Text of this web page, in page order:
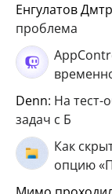
Енгулатов
проблема
Denn: На тест-
задач с Б
Как
опцию